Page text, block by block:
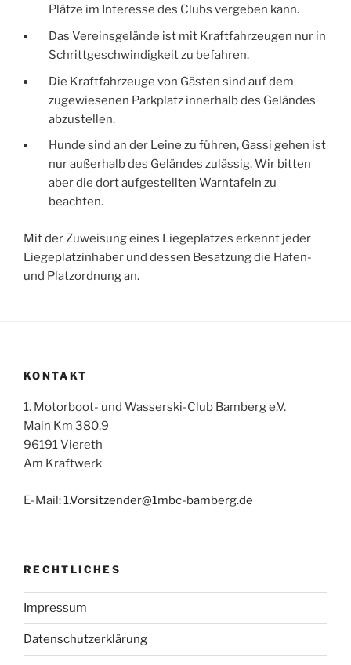
Plätze im Interesse des Clubs vergeben kann.
Das Vereinsgelände ist mit Kraftfahrzeugen nur in
Schrittgeschwindigkeit zu befahren.
Die Kraftfahrzeuge von Gästen sind auf dem
zugewiesenen Parkplatz innerhalb des Geländes
abzustellen.
Hunde sind an der Leine zu führen, Gassi gehen ist
nur außerhalb des Geländes zulässig. Wir bitten
aber die dort aufgestellten Warntafeln zu
beachten.
Mit der Zuweisung eines Liegeplatzes erkennt jeder
Liegeplatzinhaber und dessen Besatzung die Hafen-
und Platzordnung an.
KONTAKT
1. Motorboot- und Wasserski-Club Bamberg e.V.
Main Km 380,9
96191 Viereth
Am Kraftwerk
E-Mail:1.Vorsitzender@1mbc-bamberg.de
RECHTLICHES
Impressum
Datenschutzerklärung